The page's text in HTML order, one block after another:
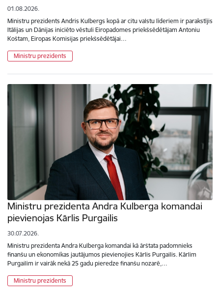
01.08.2026.
Ministru prezidents Andris Kulbergs kopā ar citu valstu līderiem ir parakstījis
Itālijas un Dānijas iniciēto vēstuli Eiropadomes priekšsēdētājam Antoniu
Koštam, Eiropas Komisijas priekšsēdētājai…
Ministru prezidents
Ministru prezidenta Andra Kulberga komandai
pievienojas Kārlis Purgailis
30.07.2026.
Ministru prezidenta Andra Kulberga komandai kā ārštata padomnieks
finanšu un ekonomikas jautājumos pievienojies Kārlis Purgailis. Kārlim
Purgailim ir vairāk nekā 25 gadu pieredze finanšu nozarē,…
Ministru prezidents